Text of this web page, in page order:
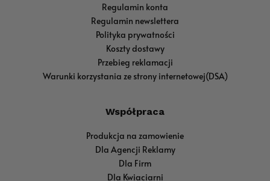
Regulamin konta
Regulamin newslettera
Polityka prywatności
Koszty dostawy
Przebieg reklamacji
Warunki korzystania ze strony internetowej(DSA)
Współpraca
Produkcja na zamowienie
Dla Agencji Reklamy
Dla Firm
Dla Kwiaciarni